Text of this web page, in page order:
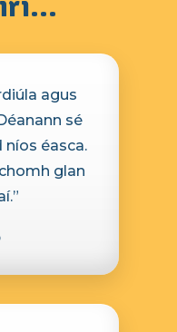
agus
sé
éasca.
glan